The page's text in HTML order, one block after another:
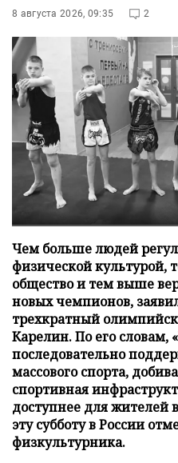
8 августа 2026, 09:35 2
Чем больше людей
физической культурой,
общество и тем выше
новых чемпионов,
трехкратный
Карелин. По его словам,
последовательно
массового спорта,
спортивная
доступнее для жителей
эту субботу в России
физкультурника.